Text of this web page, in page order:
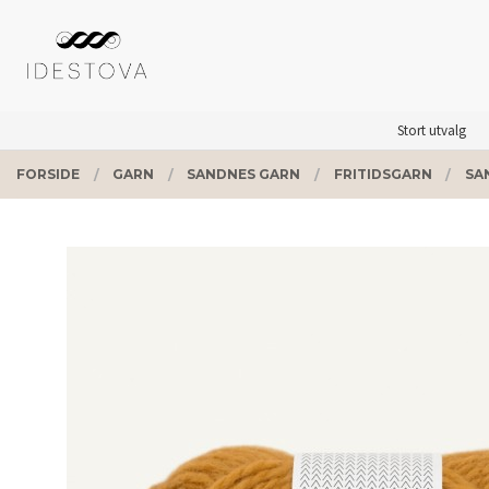
innholdet
Stort utvalg
PRODUKTER
FORSIDE GARN SANDNES GARN FRITIDSGARN